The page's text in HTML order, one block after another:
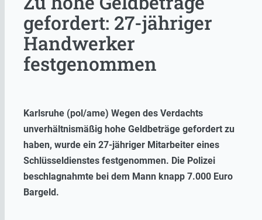
gefordert: 27-jähriger
Handwerker
festgenommen
Karlsruhe (pol/ame) Wegen des Verdachts
unverhältnismäßig hohe Geldbeträge gefordert zu
haben, wurde ein 27-jähriger Mitarbeiter eines
Schlüsseldienstes festgenommen. Die Polizei
beschlagnahmte bei dem Mann knapp 7.000 Euro
Bargeld.